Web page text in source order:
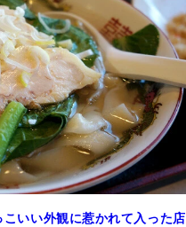
こいい外観に惹かれて入った店